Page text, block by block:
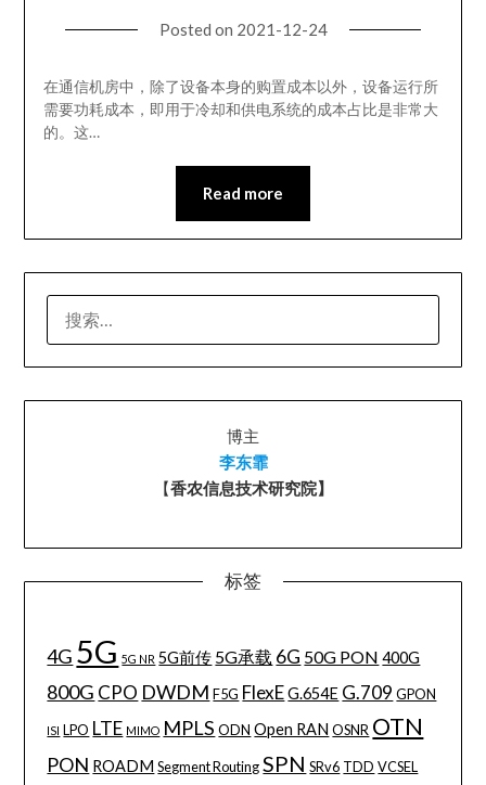
Posted on 2021-12-24
在通信机房中，除了设备本身的购置成本以外，设备运行所
需要功耗成本，即用于冷却和供电系统的成本占比是非常大
的。这…
Read more
索：
博主
李东霏
【香农信息技术研究院】
标签
4G 5G 5G NR 5G前传 5G承载 6G 50G PON 400G
800G CPO DWDM F5G FlexE G.654E G.709 GPON
ISI LPO LTE MIMO MPLS ODN Open RAN OSNR OTN
PON ROADM Segment Routing SPN SRv6 TDD VCSEL